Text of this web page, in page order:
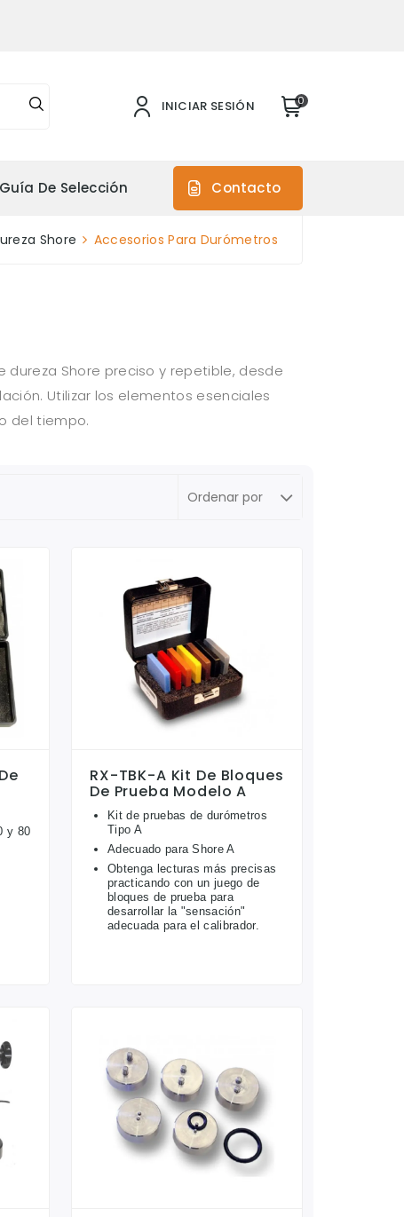
INICIAR SESIÓN 0
Guía De Selección Contacto
Shore Accesorios Para Durómetros
Shore preciso y repetible, desde
Utilizar los elementos esenciales
del tiempo.
y 80
RX-TBK-A Kit De Bloques
De Prueba Modelo A
Kit de pruebas de durómetros
Tipo A
Adecuado para Shore A
Obtenga lecturas más precisas
practicando con un juego de
bloques de prueba para
desarrollar la "sensación"
adecuada para el calibrador.